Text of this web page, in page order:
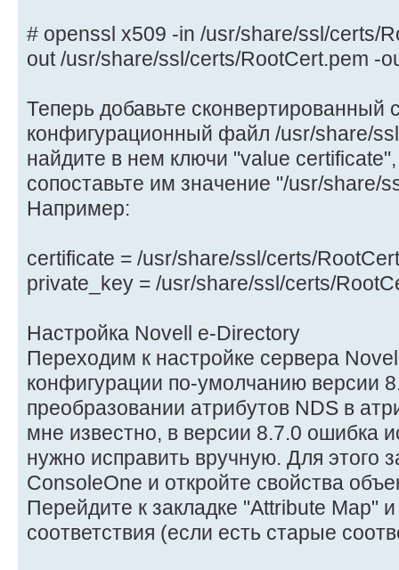
# openssl x509 -in /usr/share/ssl/certs/
out /usr/share/ssl/certs/RootCert.pem -
Теперь добавьте сконвертированный
конфигурационный файл /usr/share/
найдите в нем ключи "value
сопоставьте им значение "/usr/share/
Например:
certificate = /usr/share/ssl/certs/
private_key = /usr/share/ssl/certs/
Настройка Novell e-Directory
Переходим к настройке сервера
конфигурации по-умолчанию версии
преобразовании атрибутов NDS в
мне известно, в версии 8.7.0 ошибка
нужно исправить вручную. Для этого
ConsoleOne и откройте свойства
Перейдите к закладке "Attribute Map"
соответствия (если есть старые